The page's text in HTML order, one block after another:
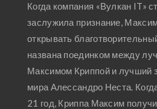
Когда компания «Вулкан IT»
заслужила признание,
открывать
названа поединком между
Максимом Криппой и лучший
мира Алессандро Неста.
21 год, Криппа Максим